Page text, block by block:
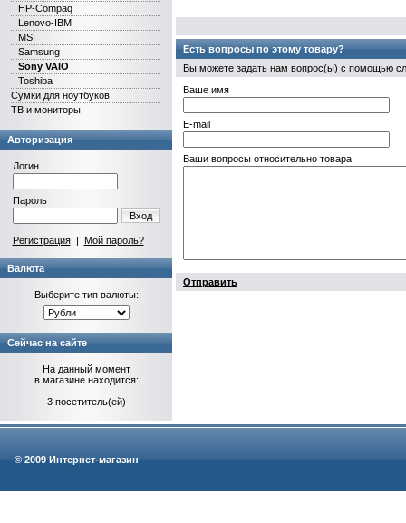
HP-Compaq
Lenovo-IBM
MSI
Samsung
Sony VAIO
Toshiba
Сумки для ноутбуков
ТВ и мониторы
Авторизация
Логин
Пароль
Вход
Регистрация| Мой пароль?
Валюта
Выберите тип валюты:
Сейчас на сайте
На данный момент
в магазине находится:
3 посетитель(ей)
Есть вопросы по этому товару?
Вы можете задать нам вопрос(ы) с помощью
Ваше имя
E-mail
Ваши вопросы относительно товара
Отправить
© 2009 Интернет-магазин